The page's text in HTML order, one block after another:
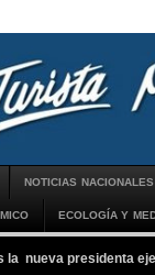
NOTICIAS NACIONALES
ECOLOGÍA Y
la nueva presidenta